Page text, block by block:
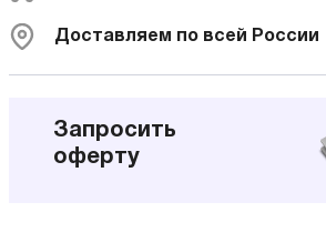
Доставляем по всей России
Запросить
оферту